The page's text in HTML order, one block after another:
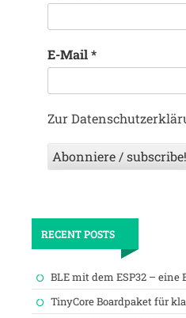
E-Mail*
Zur
RECENT POSTS
BLE mit dem ESP32 –
TinyCore Boardpaket für